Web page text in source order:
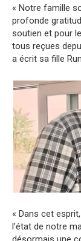
« Notre famille
profonde
soutien et pour
tous reçues
a écrit sa fille
« Dans cet
l’état de notre